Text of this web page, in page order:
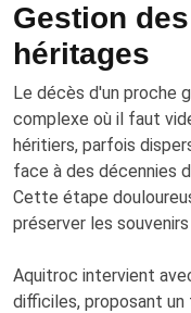
Gestion
héritages
Le décès d'un proche
complexe où il faut
héritiers, parfois
face à des décennies
Cette étape
préserver les
Aquitroc intervient
difficiles, proposant